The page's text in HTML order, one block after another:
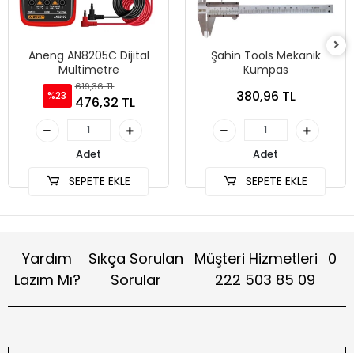
Aneng AN8205C Dijital
Multimetre
%23
619,36 TL
476,32 TL
Adet
SEPETE EKLE
Şahin Tools Mekanik
Kumpas
380,96 TL
Adet
SEPETE EKLE
Yardım
Lazım Mı?
Sıkça Sorulan
Sorular
Müşteri Hizmetleri 0
222 503 85 09